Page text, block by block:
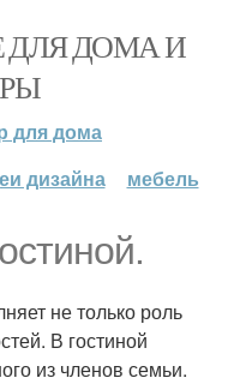
ДЛЯ ДОМА И
для дома
дизайна мебель
не только роль
В гостиной
из членов семьи.